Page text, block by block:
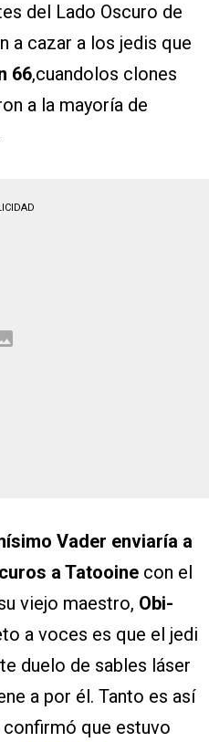
del Lado Oscuro de
a cazar a los jedis que
66,cuandolos clones
a la mayoría de
Vader enviaría a
a Tatooine con el
viejo maestro, Obi-
a voces es que el jedi
duelo de sables láser
a por él. Tanto es así
confirmó que estuvo